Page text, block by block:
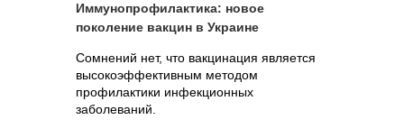
Иммунопрофилактика: новое
поколение вакцин в Украине
Сомнений нет, что вакцинация является
высокоэффективным методом
профилактики инфекционных
заболеваний.